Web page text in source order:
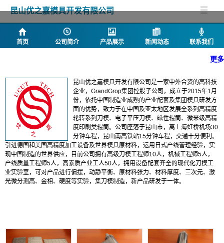
昆山优之嘉模具开发有限公司
首页 公司简介 产品展示 新闻动态 联系我们
更多
昆山优之嘉模具开发有限公司是一家中外合资的高科技
企业，GrandGrop集团控股子公司，成立于2015年1月
份，依托中国制造业成熟的产业配套及集团模具研发方
面的优势，致力于在中国及亚太地区发展全系列高精度
轮转系列刀模、电子平压刀模、磁性辊筒、微米级高精
度印刷类辊筒。公司座落于昆山市，离上海虹桥机场30
分钟车程，昆山南高铁站15分钟车程，交通十分便利。
引进德国和美国高精度加工设备及世界模具原材料，运用日式产线管理经验，实
现中国制造的世界供应，目前公司拥有高级刀模工程师10人，机械工程师5人，
产线质量工程师5人，高素质产业工人50人，拥用设备配套齐全的现代化刀模工
业实验室，可对产品进行偏摆，动静平衡、原材料张力、材料厚度、三次元、激
光微分测高、金相、硬度等实验，集刀模制造，新产品研发于一体。